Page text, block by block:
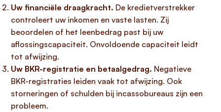
Uw financiële draagkracht. De kredietverstrekker
controleert uw inkomen en vaste lasten. Zij
beoordelen of het leenbedrag past bij uw
aflossingscapaciteit. Onvoldoende capaciteit leidt
tot afwijzing.
Uw BKR-registratie en betaalgedrag. Negatieve
BKR-registraties leiden vaak tot afwijzing. Ook
storneringen of schulden bij incassobureaus zijn een
probleem.